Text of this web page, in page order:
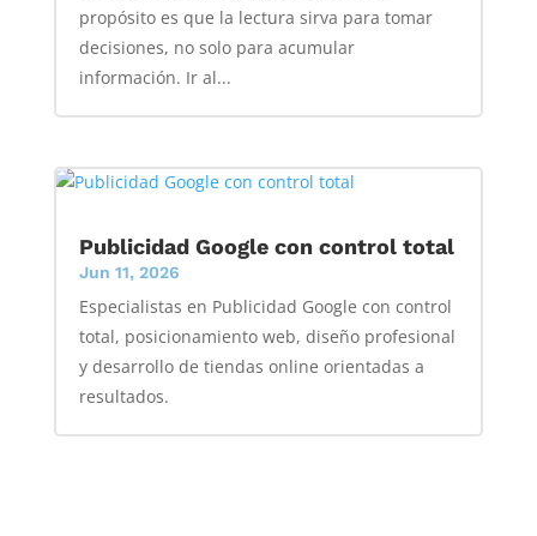
propósito es que la lectura sirva para tomar
decisiones, no solo para acumular
información. Ir al...
Publicidad Google con control total
Jun 11, 2026
Especialistas en Publicidad Google con control
total, posicionamiento web, diseño profesional
y desarrollo de tiendas online orientadas a
resultados.